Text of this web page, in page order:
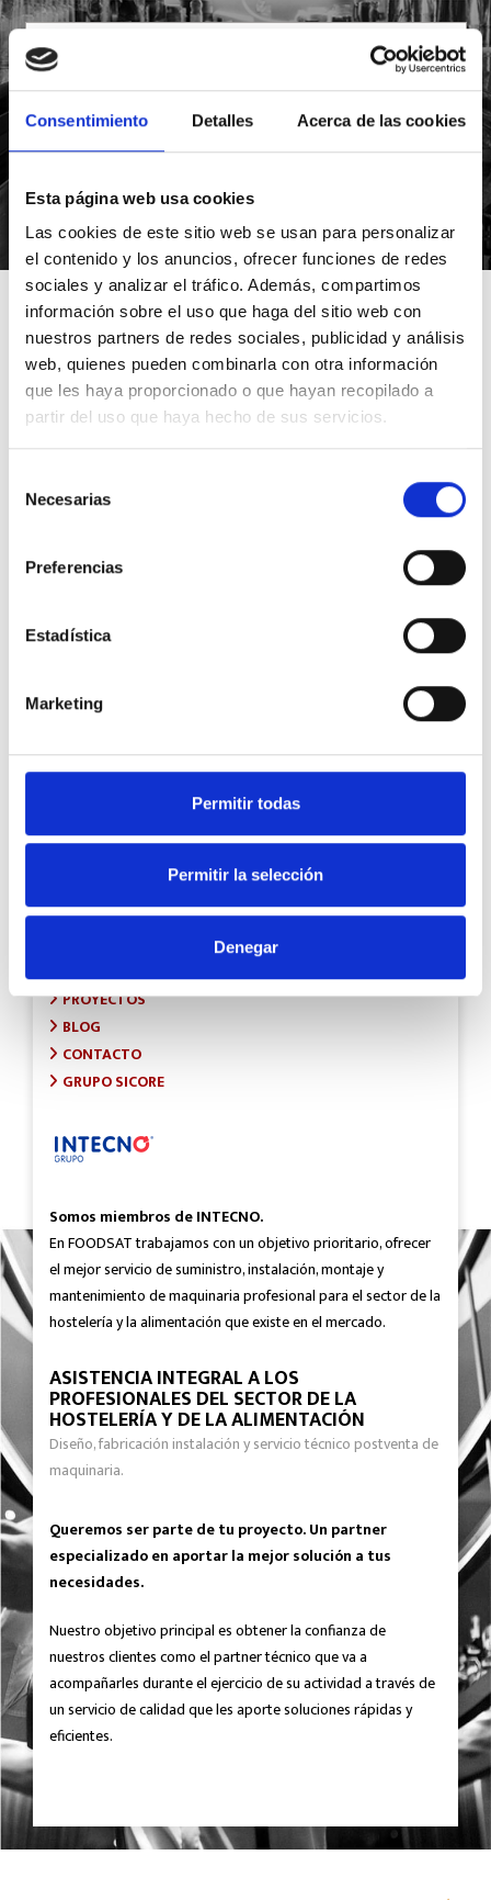
Consentimiento Detalles Acerca de las cookies
Esta página web usa cookies
Las cookies de este sitio web se usan para personalizar
el contenido y los anuncios, ofrecer funciones de redes
sociales y analizar el tráfico. Además, compartimos
información sobre el uso que haga del sitio web con
nuestros partners de redes sociales, publicidad y análisis
web, quienes pueden combinarla con otra información
que les haya proporcionado o que hayan recopilado a
partir del uso que haya hecho de sus servicios.
Necesarias
Preferencias
Estadística
Marketing
Permitir todas
Permitir la selección
Denegar
*Suscribiéndote aceptas nuestra política de privacidad
Soluciones en equipamiento
de Hostelería y frío industrial.
INICIO
PROYECTOS
BLOG
CONTACTO
GRUPO SICORE
Somos miembros de INTECNO.
En FOODSAT trabajamos con un objetivo prioritario, ofrecer
el mejor servicio de suministro, instalación, montaje y
mantenimiento de maquinaria profesional para el sector de la
hostelería y la alimentación que existe en el mercado.
ASISTENCIA INTEGRAL A LOS
PROFESIONALES DEL SECTOR DE LA
HOSTELERÍA Y DE LA ALIMENTACIÓN
Diseño, fabricación instalación y servicio técnico postventa de
maquinaria.
Queremos ser parte de tu proyecto. Un partner
especializado en aportar la mejor solución a tus
necesidades.
Nuestro objetivo principal es obtener la confianza de
nuestros clientes como el partner técnico que va a
acompañarles durante el ejercicio de su actividad a través de
un servicio de calidad que les aporte soluciones rápidas y
eficientes.